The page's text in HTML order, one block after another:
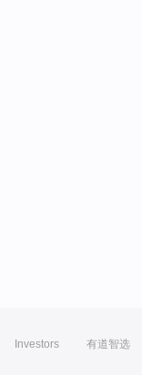
Investors 有道智选